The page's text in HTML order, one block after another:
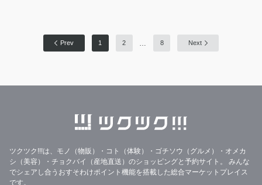
Prev 1 2 8 Next
ツクツク!!!は、モノ（物販）・コト（体験）・ゴチソウ（グルメ）・オメカ
シ（美容）・チョクバイ（産地直送）のショッピングと予約サイト。
みんな
でシェアし合うおすそわけポイント機能を搭載した総合マーケットプレイス
です。